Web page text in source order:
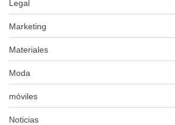
Legal
Marketing
Materiales
Moda
móviles
Noticias